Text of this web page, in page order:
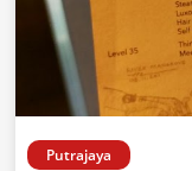
Putrajaya